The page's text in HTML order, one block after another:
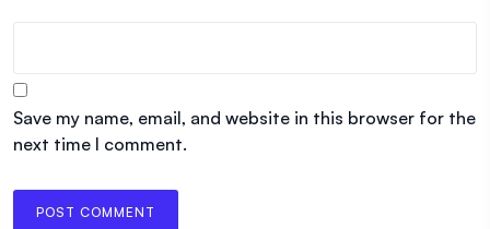
Save my name, email, and website in this browser for the
next time I comment.